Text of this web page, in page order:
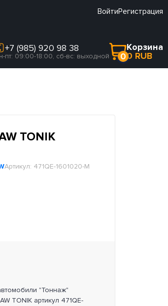
ВойтиРегистрация
+7 (985) 920 98 38
пт: 09:00-18:00, сб-вс: выходной 0
Корзина
0 RUB
TONIK
Артикул: 471QE-1601020-M
"Тоннаж"
TONIK артикул 471QE-